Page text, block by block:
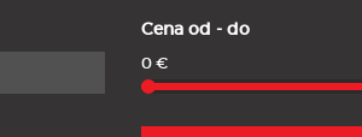
Cena od - do
0 €